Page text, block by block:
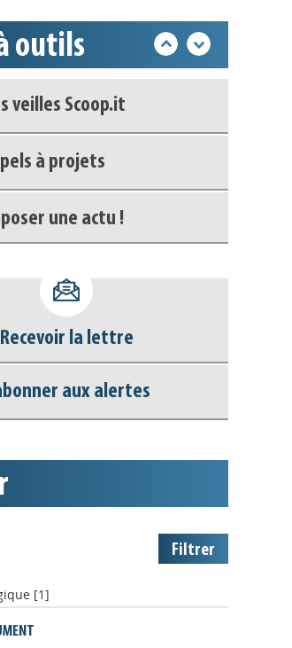
outils
documentaire
veilles Scoop.it
à projets
une actu !
documentaire
veilles Scoop.it
à projets
Recevoir la lettre
aux alertes
[1]